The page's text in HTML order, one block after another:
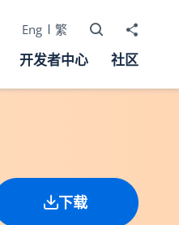
Eng 繁 打开搜寻器
分享至
开发者中心 社区
下载